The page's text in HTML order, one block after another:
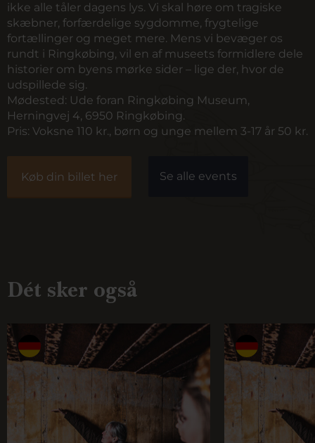
ikke alle tåler dagens lys. Vi skal høre om tragiske
skæbner, forfærdelige sygdomme, frygtelige
fortællinger og meget mere. Mens vi bevæger os
rundt i Ringkøbing, vil en af museets formidlere dele
historier om byens mørke sider – lige der, hvor de
udspillede sig.
Mødested: Ude foran Ringkøbing Museum,
Herningvej 4, 6950 Ringkøbing.
Pris: Voksne 110 kr., børn og unge mellem 3-17 år 50 kr.
Køb din billet her Se alle events
Dét sker også